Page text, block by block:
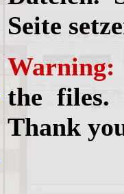
Seite
the files.
Thank